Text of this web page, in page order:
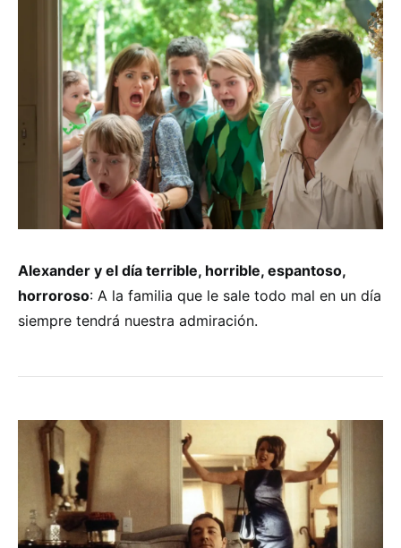
Alexander y el día terrible, horrible, espantoso,
horroroso: A la familia que le sale todo mal en un día
siempre tendrá nuestra admiración.